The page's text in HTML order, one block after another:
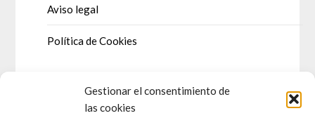
Gestionar el consentimiento de
las cookies
Aviso legal
Política de Cookies
DOSSIER DE PRENSA